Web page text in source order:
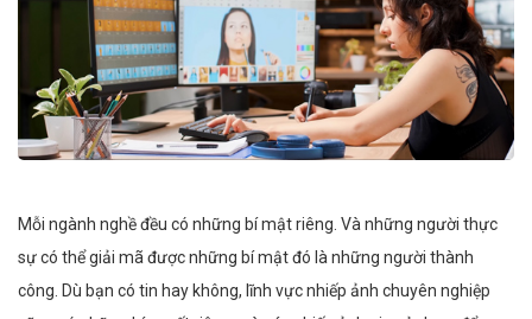
Mỗi ngành nghề đều có những bí mật riêng. Và những người thực
sự có thể giải mã được những bí mật đó là những người thành
công. Dù bạn có tin hay không, lĩnh vực nhiếp ảnh chuyên nghiệp